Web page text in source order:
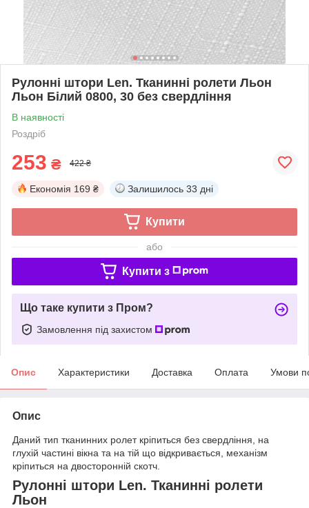
Рулонні штори Len. Тканинні ролети Льон
Льон Білий 0800, 30 без свердління
В наявності
Роздріб
253 ₴ 422 ₴
Економія 169 ₴ Залишилось 33 дні
Купити
або
Купити з
Що таке купити з Пром?
Замовлення під захистом
Опис Характеристики Доставка Оплата Умови
Опис
Даний тип тканинних ролет кріпиться без свердління, на
глухій частині вікна та на тій що відкривається, механізм
кріпиться на двосторонній скотч.
Рулонні штори Len. Тканинні ролети
Льон